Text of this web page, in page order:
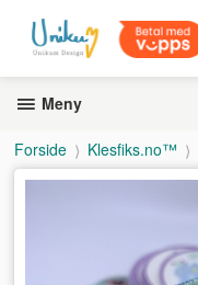
innholdet
Meny
Forside Klesfiks.no™